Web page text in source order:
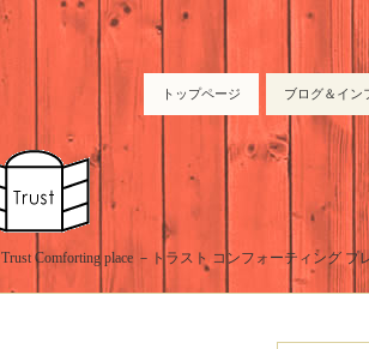
トップページ ブログ＆イン
Trust Comforting place －トラスト コンフォーティング プ